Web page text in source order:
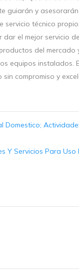
guiarán y
servicio técnico
el mejor servicio
del mercado
equipos instalados.
compromiso y
Domestico;
Y Servicios Para Uso